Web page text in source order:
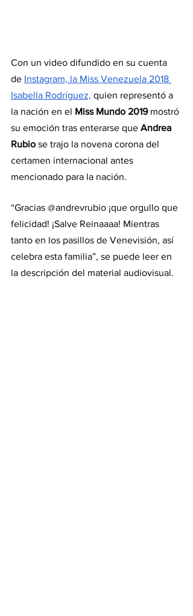
Con un video difundido en su cuenta
de Instagram, la Miss Venezuela 2018
Isabella Rodríguez, quien representó a
la nación en el Miss Mundo 2019 mostró
su emoción tras enterarse que Andrea
Rubio se trajo la novena corona del
certamen internacional antes
mencionado para la nación.
“Gracias @andrevrubio ¡que orgullo que
felicidad! ¡Salve Reinaaaa! Mientras
tanto en los pasillos de Venevisión, así
celebra esta familia”, se puede leer en
la descripción del material audiovisual.